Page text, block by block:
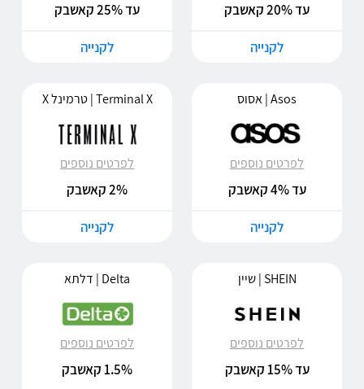
עד 20% קאשבק
לקנייה
עד 25% קאשבק
לקנייה
Asos | אסוס
לפרטים נוספים
עד 4% קאשבק
לקנייה
Terminal X | טרמינל X
לפרטים נוספים
2% קאשבק
לקנייה
SHEIN | שיין
לפרטים נוספים
עד 15% קאשבק
Delta | דלתא
לפרטים נוספים
1.5% קאשבק